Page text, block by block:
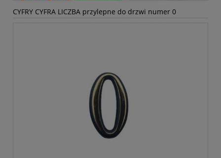
CYFRY CYFRA LICZBA przylepne do drzwi numer 0